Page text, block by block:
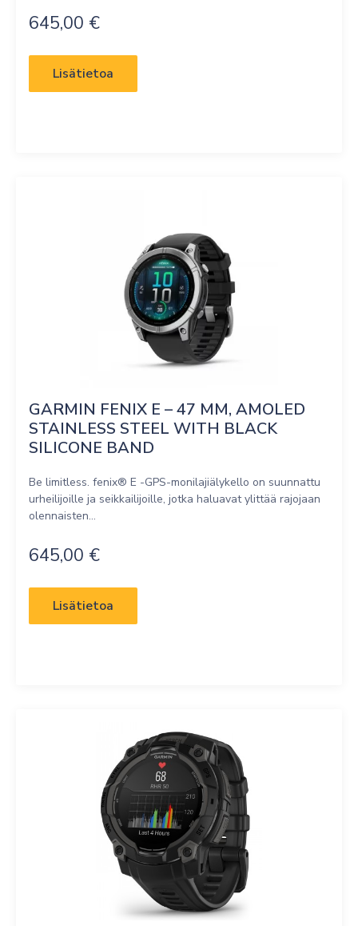
645,00 €
Lisätietoa
GARMIN FENIX E – 47 MM, AMOLED
STAINLESS STEEL WITH BLACK
SILICONE BAND
Be limitless. fenix® E -GPS-monilajiälykello on suunnattu
urheilijoille ja seikkailijoille, jotka haluavat ylittää rajojaan
olennaisten...
645,00 €
Lisätietoa